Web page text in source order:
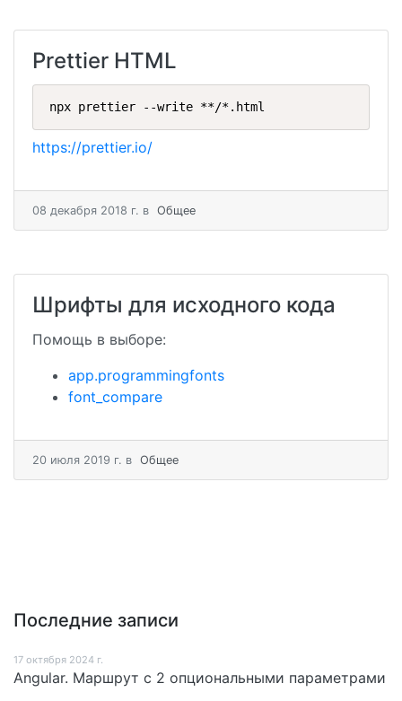
Последние записи
17 октября 2024 г.
Angular. Маршрут c 2 опциональными параметрами
Prettier HTML
npx prettier --write **/*.html
https://prettier.io/
08 декабря 2018 г. в Общее
Шрифты для исходного кода
Помощь в выборе:
app.programmingfonts
font_compare
20 июля 2019 г. в Общее